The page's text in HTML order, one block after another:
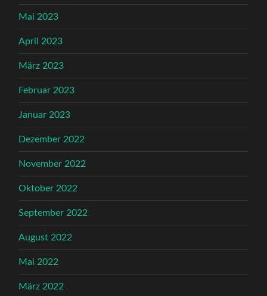
Mai 2023
April 2023
März 2023
Februar 2023
Januar 2023
Dezember 2022
November 2022
Oktober 2022
September 2022
August 2022
Mai 2022
März 2022